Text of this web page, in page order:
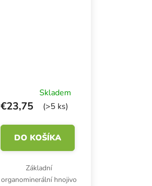
Skladem
(>5 ks)
€23,75
DO KOŠÍKA
Základní
organominerální hnojivo